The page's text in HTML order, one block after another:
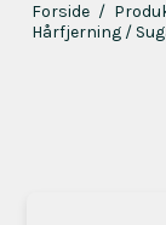
Forside /
Hårfjerning /